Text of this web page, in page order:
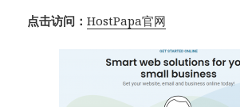
点击访问：HostPapa官网